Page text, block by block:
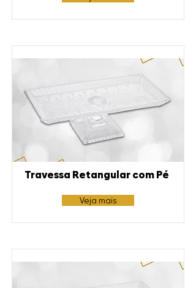
Travessa Retangular com Pé
Veja mais